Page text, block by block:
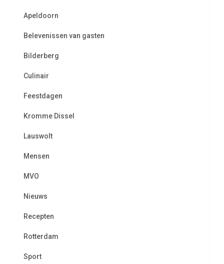
Apeldoorn
Belevenissen van gasten
Bilderberg
Culinair
Feestdagen
Kromme Dissel
Lauswolt
Mensen
MVO
Nieuws
Recepten
Rotterdam
Sport